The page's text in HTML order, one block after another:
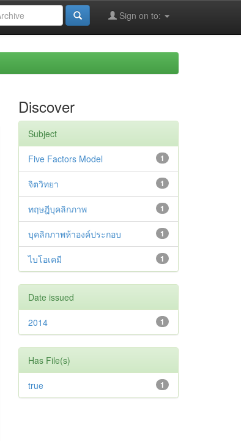
Sign on to:
Discover
Subject
1
Five Factors Model
1
จิตวิทยา
1
ทฤษฎีบุคลิกภาพ
1
บุคลิกภาพห้าองค์ประกอบ
1
ไบโอเคมี
Date issued
1
2014
Has File(s)
1
true